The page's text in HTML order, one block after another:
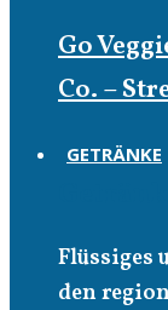
Go
Co. –
GETRÄNKE
Flüssiges
den